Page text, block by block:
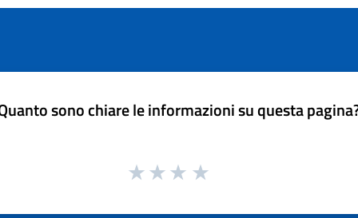
sono chiare le informazioni su questa